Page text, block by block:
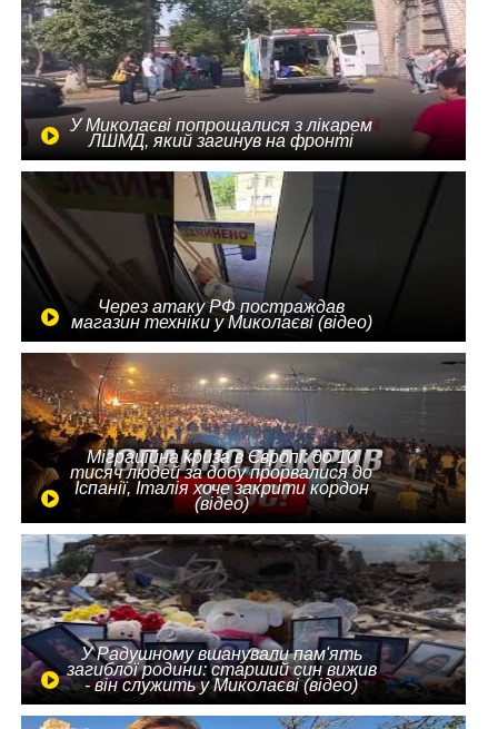
У Миколаєві попрощалися з лікарем
ЛШМД, який загинув на фронті
Через атаку РФ постраждав
магазин техніки у Миколаєві (відео)
Міграційна криза в Європі: до 10
тисяч людей за добу прорвалися до
Іспанії, Італія хоче закрити кордон
(відео)
У Радушному вшанували пам'ять
загиблої родини: старший син вижив
- він служить у Миколаєві (відео)